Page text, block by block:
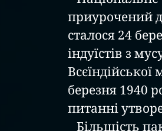
приурочений
сталося 24
індуїстів з
березня 1940
питанні